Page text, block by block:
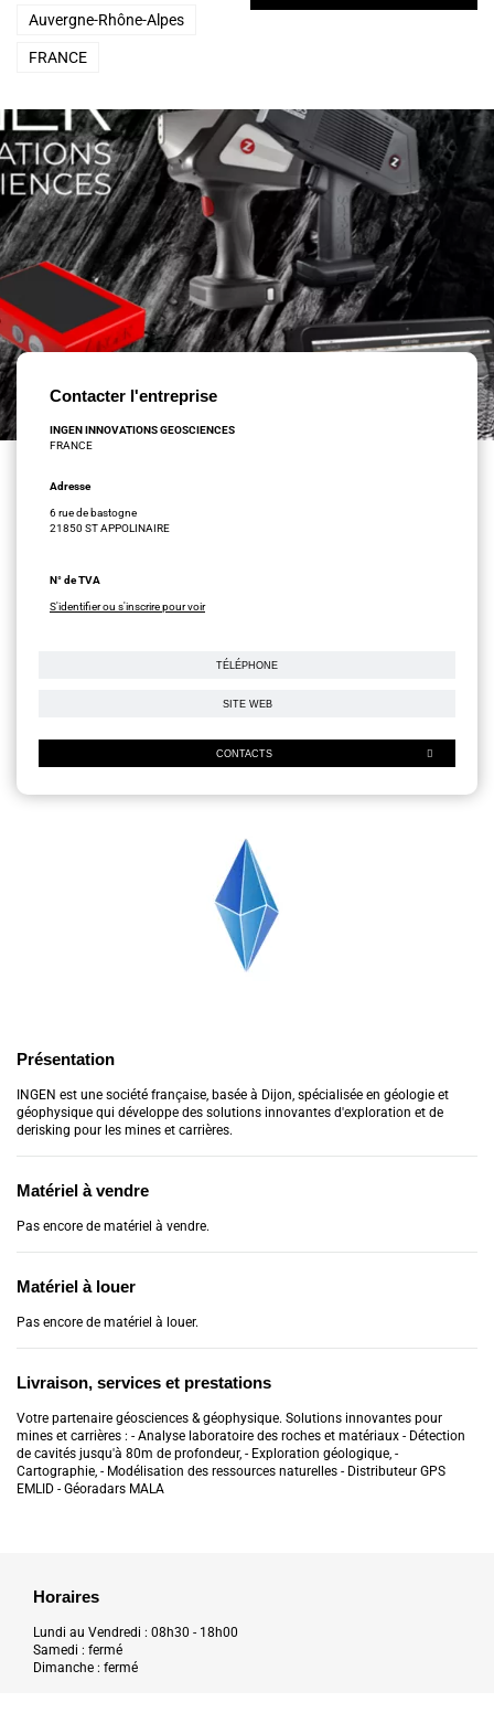
Auvergne-Rhône-Alpes
FRANCE
Contacter l'entreprise
INGEN INNOVATIONS GEOSCIENCES
FRANCE
Adresse
6 rue de bastogne
21850 ST APPOLINAIRE
N° de TVA
S'identifier ou s'inscrire pour voir
TÉLÉPHONE
SITE WEB
CONTACTS
Présentation
INGEN est une société française, basée à Dijon, spécialisée en géologie et
géophysique qui développe des solutions innovantes d'exploration et de
derisking pour les mines et carrières.
Matériel à vendre
Pas encore de matériel à vendre.
Matériel à louer
Pas encore de matériel à louer.
Livraison, services et prestations
Votre partenaire géosciences & géophysique. Solutions innovantes pour
mines et carrières : - Analyse laboratoire des roches et matériaux - Détection
de cavités jusqu'à 80m de profondeur, - Exploration géologique, -
Cartographie, - Modélisation des ressources naturelles - Distributeur GPS
EMLID - Géoradars MALA
Horaires
Lundi au Vendredi : 08h30 - 18h00
Samedi : fermé
Dimanche : fermé